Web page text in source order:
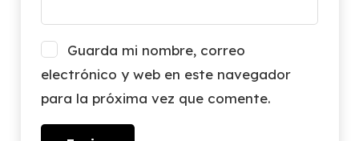
Guarda mi nombre, correo
electrónico y web en este navegador
para la próxima vez que comente.